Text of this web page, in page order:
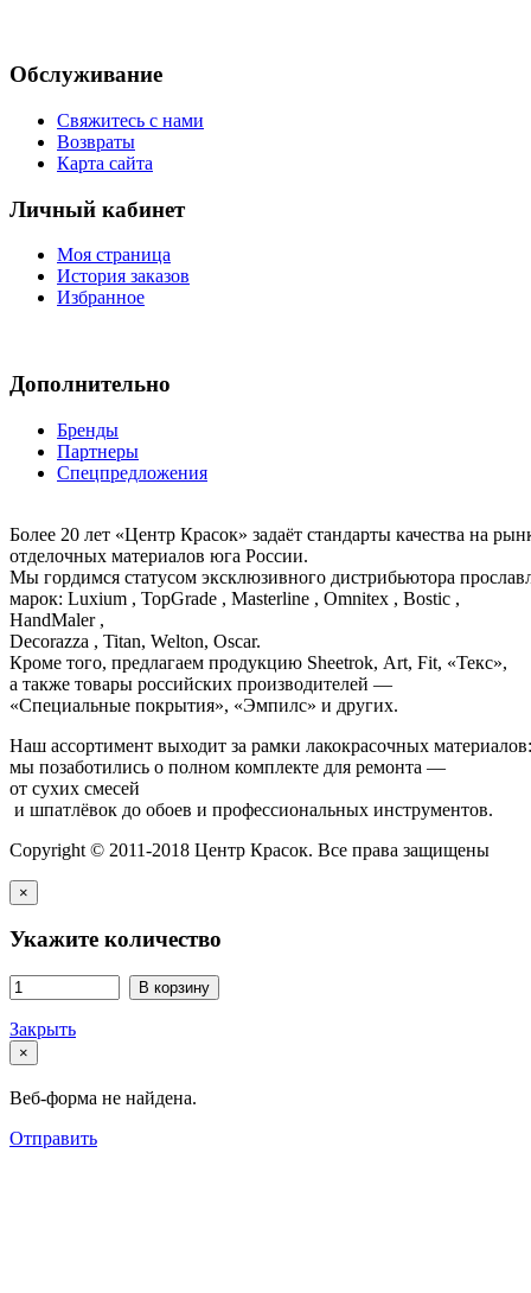
Обслуживание
Свяжитесь с нами
Возвраты
Карта сайта
Личный кабинет
Моя страница
История заказов
Избранное
Дополнительно
Бренды
Партнеры
Спецпредложения
Более 20 лет «Центр Красок» задаёт стандарты качества на
отделочных материалов юга России.
Мы гордимся статусом эксклюзивного дистрибьютора
марок: Luxium , TopGrade , Masterline , Omnitex , Bostic ,
HandMaler ,
Decorazza , Titan, Welton, Oscar.
Кроме того, предлагаем продукцию Sheetrok, Art, Fit, «Текс»,
а также товары российских производителей —
«Специальные покрытия», «Эмпилс» и других.
Наш ассортимент выходит за рамки лакокрасочных
мы позаботились о полном комплекте для ремонта —
от сухих смесей
и шпатлёвок до обоев и профессиональных инструментов.
Copyright © 2011-2018 Центр Красок. Все права защищены
×
Укажите количество
В корзину
Закрыть
×
Веб-форма не найдена.
Отправить